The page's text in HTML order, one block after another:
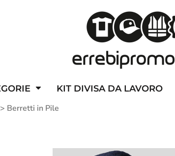
KIT DIVISA DA LAVORO
> Berretti in Pile
CAPPELLINI PERSONALIZZATI